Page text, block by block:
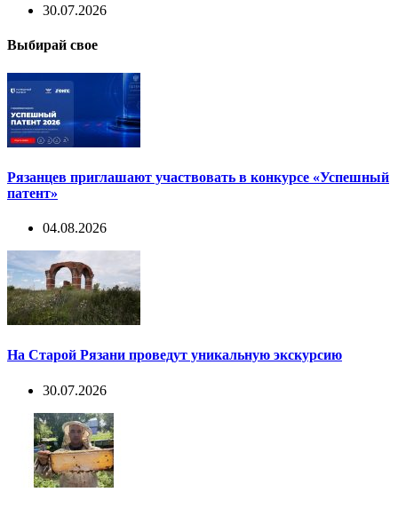
30.07.2026
Выбирай свое
Рязанцев приглашают участвовать в конкурсе «Успешный
патент»
04.08.2026
На Старой Рязани проведут уникальную экскурсию
30.07.2026